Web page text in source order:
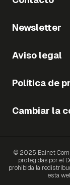
Newsletter
Aviso legal
Política de
Cambiar la
© 2025 Bainet
protegidas por el
prohibida la
esta